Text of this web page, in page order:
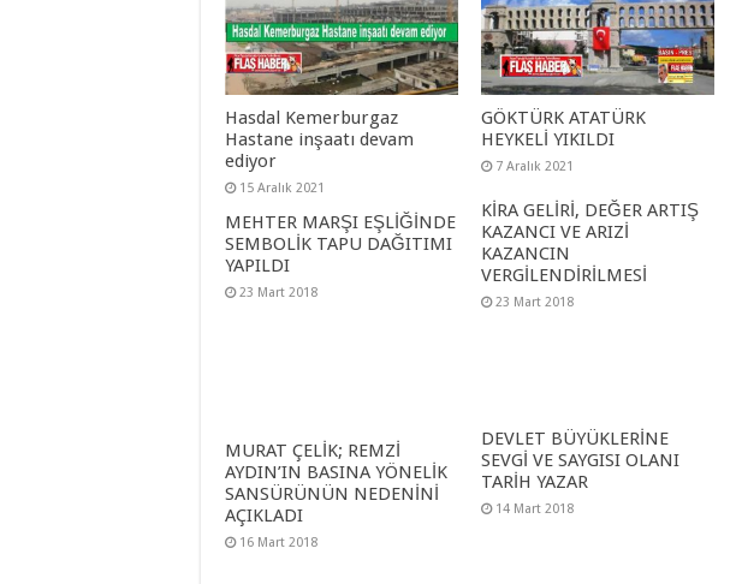
Hasdal Kemerburgaz
Hastane inşaatı devam
ediyor
15 Aralık 2021
GÖKTÜRK ATATÜRK
HEYKELİ YIKILDI
7 Aralık 2021
MEHTER MARŞI EŞLİĞİNDE
SEMBOLİK TAPU DAĞITIMI
YAPILDI
23 Mart 2018
KİRA GELİRİ, DEĞER ARTIŞ
KAZANCI VE ARIZİ
KAZANCIN
VERGİLENDİRİLMESİ
23 Mart 2018
MURAT ÇELİK; REMZİ
AYDIN’IN BASINA YÖNELİK
SANSÜRÜNÜN NEDENİNİ
AÇIKLADI
16 Mart 2018
DEVLET BÜYÜKLERİNE
SEVGİ VE SAYGISI OLANI
TARİH YAZAR
14 Mart 2018